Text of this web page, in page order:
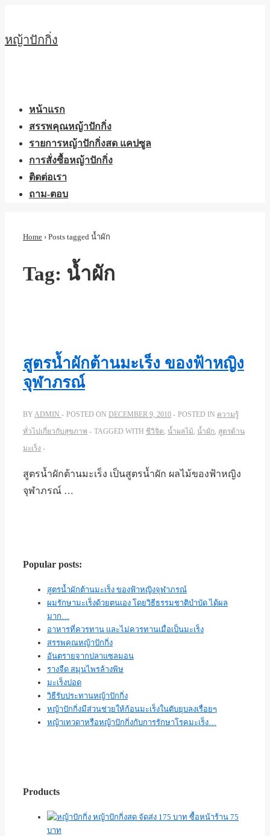
to
หญ้าปักกิ่ง
Navigation
หน้าแรก
สรรพคุณหญ้าปักกิ่ง
รายการหญ้าปักกิ่งสด แคปซูล
การสั่งซื้อหญ้าปักกิ่ง
ติดต่อเรา
ถาม-ตอบ
Home › Posts tagged น้ำผัก
Tag: น้ำผัก
สูตรน้ำผักต้านมะเร็ง ของฟ้าหญิง
จุฬาภรณ์
BY ADMIN POSTED ON DECEMBER 9, 2010 POSTED IN ความรู้
ทั่วไปเกี่ยวกับสุขภาพ
TAGGED WITH ชีวิจิต, น้ำผลไม้, น้ำผัก, สูตรต้าน
มะเร็ง
สูตรน้ำผักต้านมะเร็ง เป็นสูตรน้ำผัก ผลไม้ของฟ้าหญิง
จุฬาภรณ์ …
Popular posts:
สูตรน้ำผักต้านมะเร็ง ของฟ้าหญิงจุฬาภรณ์
ผมรักษามะเร็งด้วยตนเอง โดยวิธีธรรมชาติบำบัด ได้ผล
มาก…
อาหารที่ควรทาน และไม่ควรทานเมื่อเป็นมะเร็ง
สรรพคุณหญ้าปักกิ่ง
อันตรายจากปลาแซลมอน
รางจืด สมุนไพรล้างพิษ
มะเร็งปอด
วิธีรับประทานหญ้าปักกิ่ง
หญ้าปักกิ่งมีส่วนช่วยให้ก้อนมะเร็งในตับยุบลงเรื่อยๆ
หญ้าเทวดาหรือหญ้าปักกิ่งกับการรักษาโรคมะเร็ง…
Products
หญ้าปักกิ่งสด จัดส่ง 175 บาท ซื้อหน้าร้าน 75
บาท